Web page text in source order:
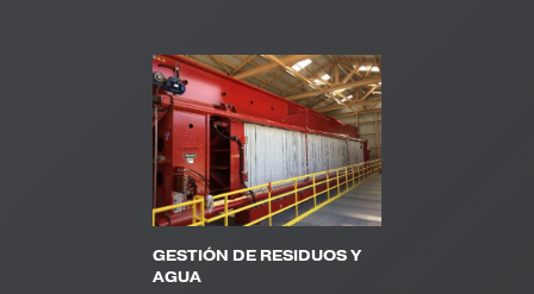
GESTIÓN DE RESIDUOS Y
AGUA